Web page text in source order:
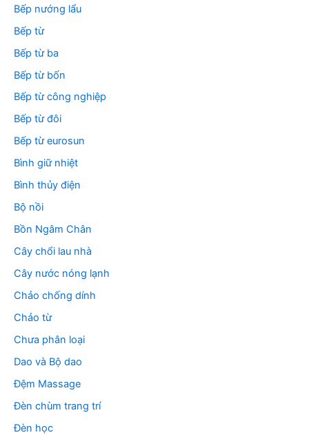
Bếp nướng lẩu
Bếp từ
Bếp từ ba
Bếp từ bốn
Bếp từ công nghiệp
Bếp từ đôi
Bếp từ eurosun
Bình giữ nhiệt
Bình thủy điện
Bộ nồi
Bồn Ngâm Chân
Cây chổi lau nhà
Cây nước nóng lạnh
Chảo chống dính
Chảo từ
Chưa phân loại
Dao và Bộ dao
Đệm Massage
Đèn chùm trang trí
Đèn học